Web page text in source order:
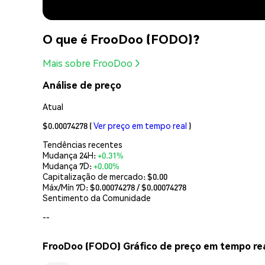
O que é FrooDoo (FODO)?
Mais sobre FrooDoo
Análise de preço
Atual
$0.00074278 (Ver preço em tempo real )
Tendências recentes
Mudança 24H:+0.31%
Mudança 7D:+0.00%
Capitalização de mercado:$0.00
Máx/Mín 7D: $0.00074278/ $0.00074278
Sentimento da Comunidade
--
FrooDoo (FODO) Gráfico de preço em tempo